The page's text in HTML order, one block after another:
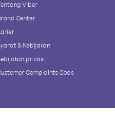
Viber
Center
& Kebijakan
privasi
Complaints Code